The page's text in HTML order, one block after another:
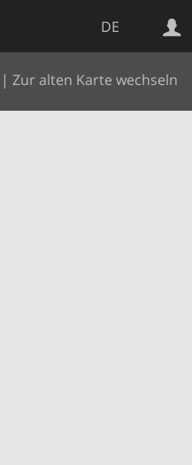
DE
| Zur alten Karte wechseln